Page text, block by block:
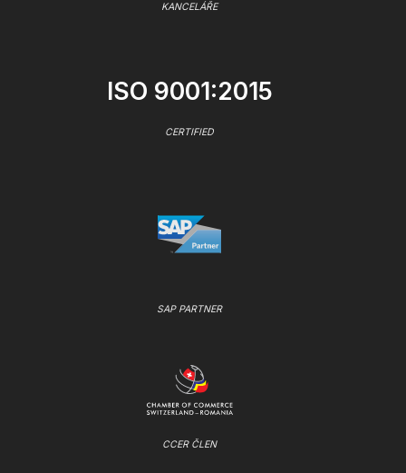
KANCELÁŘE
ISO 9001:2015
CERTIFIED
SAP PARTNER
CCER ČLEN